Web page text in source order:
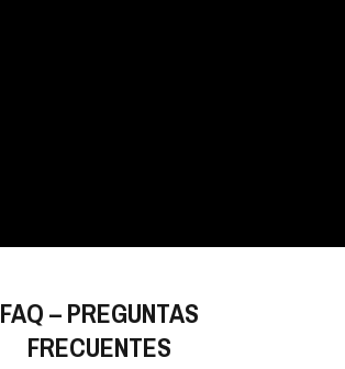
FAQ – PREGUNTAS
FRECUENTES